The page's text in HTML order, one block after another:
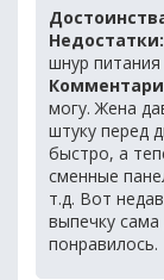
Недостатки:
шнур питания
могу. Жена
штуку перед
быстро, а
сменные
т.д. Вот
выпечку
понравилось.